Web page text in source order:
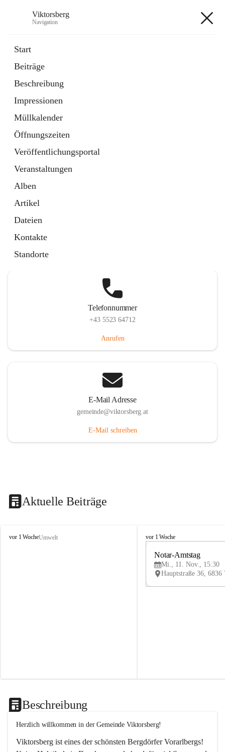
Viktorsberg
Navigation
Start
Beiträge
Beschreibung
Impressionen
Müllkalender
Öffnungszeiten
Veröffentlichungsportal
Veranstaltungen
Alben
Artikel
Dateien
Kontakte
Standorte
1 Schnellzugriff
Bürgerservice
10 Schnellzugriffe
Telefonnummer
+43 5523 64712
Anrufen
E-Mail Adresse
gemeinde@viktorsberg.at
E-Mail schreiben
Aktuelle Beiträge
V
vor 1 WocheUmwelt
V
vor 1 Woche
Notar-Amtstag
Mi., 11. Nov., 15:30
Beschreibung
Herzlich willkommen in der Gemeinde Viktorsberg!
Viktorsberg ist eines der schönsten Bergdörfer Vorarlbergs!